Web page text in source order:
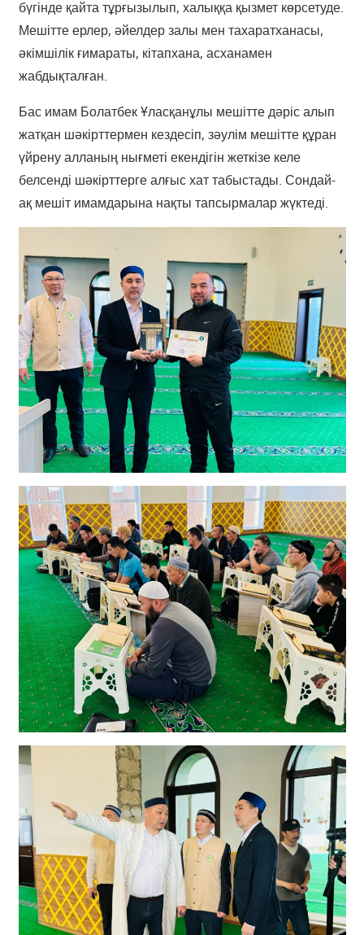
бүгінде қайта тұрғызылып, халыққа қызмет көрсетуде.
Мешітте ерлер, әйелдер залы мен тахаратханасы,
әкімшілік ғимараты, кітапхана, асханамен
жабдықталған.
Бас имам Болатбек Ұласқанұлы мешітте дәріс алып
жатқан шәкірттермен кездесіп, зәулім мешітте құран
үйрену алланың нығметі екендігін жеткізе келе
белсенді шәкірттерге алғыс хат табыстады. Сондай-
ақ мешіт имамдарына нақты тапсырмалар жүктеді.